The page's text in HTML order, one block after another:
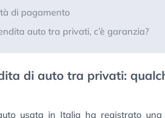
di pagamento
auto tra privati, c’è garanzia?
di auto tra privati:
usata in Italia ha registrato